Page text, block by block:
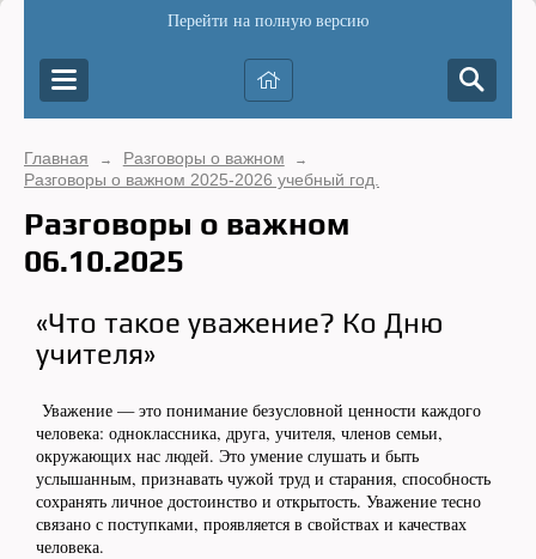
Перейти на полную версию
Главная → Разговоры о важном →
Разговоры о важном 2025-2026 учебный год.
Разговоры о важном
06.10.2025
«Что такое уважение? Ко Дню
учителя»
Уважение — это понимание безусловной ценности каждого
человека: одноклассника, друга, учителя, членов семьи,
окружающих нас людей. Это умение слушать и быть
услышанным, признавать чужой труд и старания, способность
сохранять личное достоинство и открытость. Уважение тесно
связано с поступками, проявляется в свойствах и качествах
человека.